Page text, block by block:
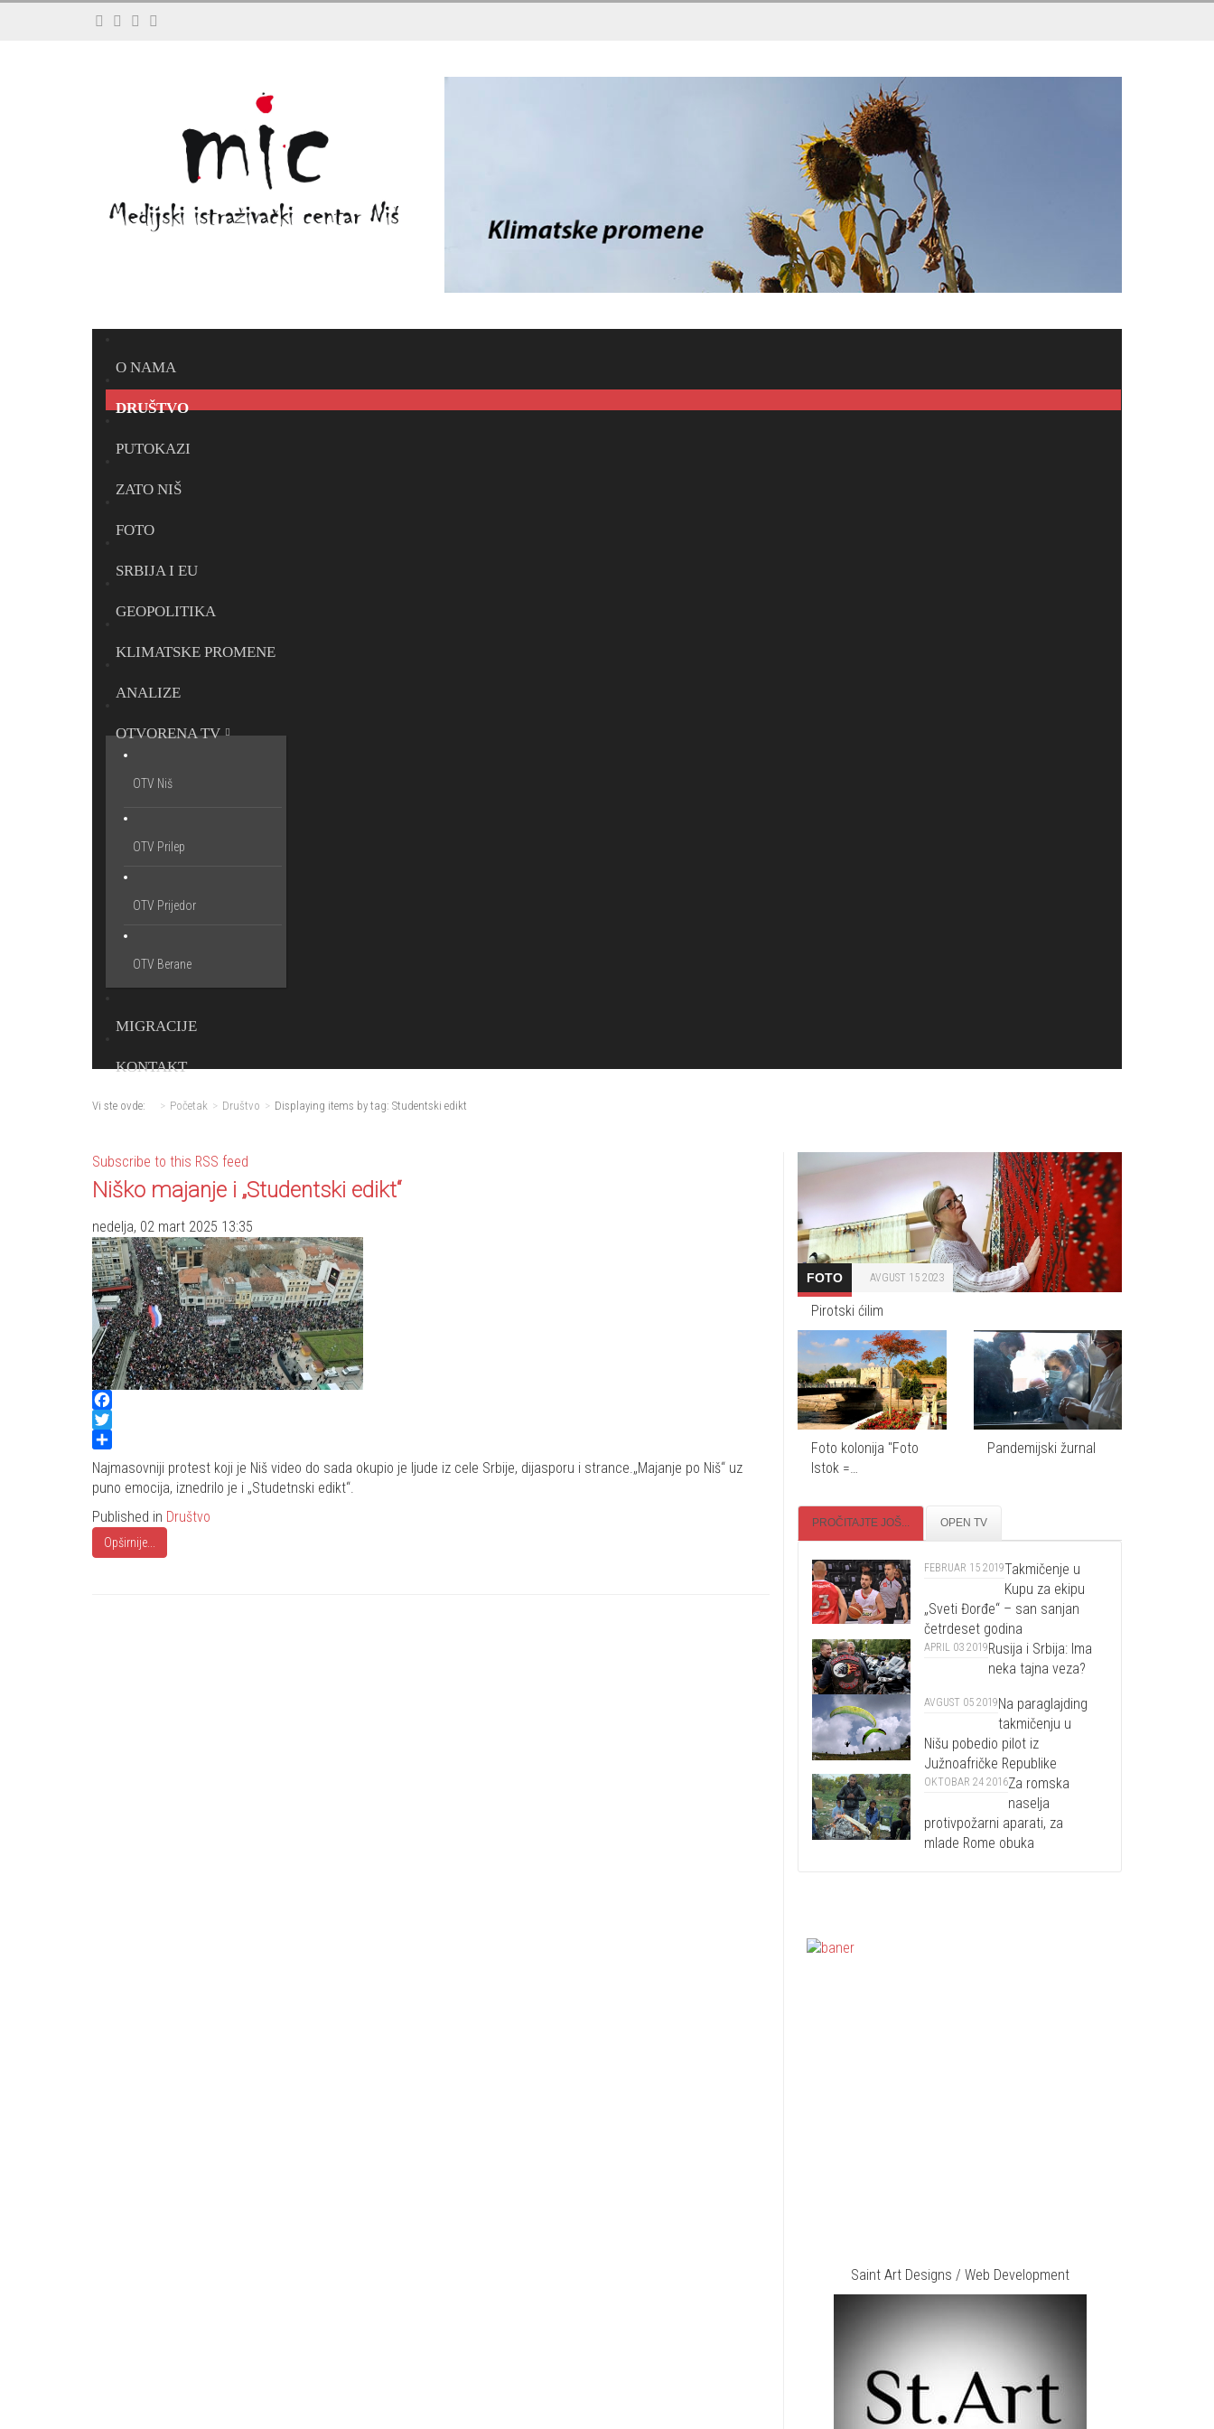
O NAMA
DRUŠTVO
PUTOKAZI
ZATO NIŠ
FOTO
SRBIJA I EU
GEOPOLITIKA
KLIMATSKE PROMENE
ANALIZE
OTVORENA TV
OTV Niš
OTV Prilep
OTV Prijedor
OTV Berane
MIGRACIJE
KONTAKT
Vi ste ovde: Početak Društvo Displaying items by tag: Studentski edikt
Subscribe to this RSS feed
Niško majanje i „Studentski edikt“
nedelja, 02 mart 2025 13:35
Facebook
Twitter
Share
Najmasovniji protest koji je Niš video do sada okupio je ljude iz cele Srbije, dijasporu i strance.„Majanje po Niš“ uz
puno emocija, iznedrilo je i „Studetnski edikt“.
Published in Društvo
Opširnije...
FOTO AVGUST 15 2023
Pirotski ćilim
Foto kolonija "Foto
Istok =…
Pandemijski žurnal
PROČITAJTE JOŠ... OPEN TV
FEBRUAR 15 2019Takmičenje u
Kupu za ekipu
„Sveti Đorđe“ – san sanjan
četrdeset godina
APRIL 03 2019Rusija i Srbija: Ima
neka tajna veza?
AVGUST 05 2019Na paraglajding
takmičenju u
Nišu pobedio pilot iz
Južnoafričke Republike
OKTOBAR 24 2016Za romska
naselja
protivpožarni aparati, za
mlade Rome obuka
Saint Art Designs / Web Development